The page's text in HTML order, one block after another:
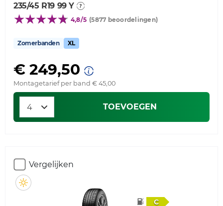
235/45 R19 99 Y
4,8/5 (5877 beoordelingen)
Zomerbanden XL
€ 249,50
Montagetarief per band € 45,00
TOEVOEGEN
Vergelijken
C